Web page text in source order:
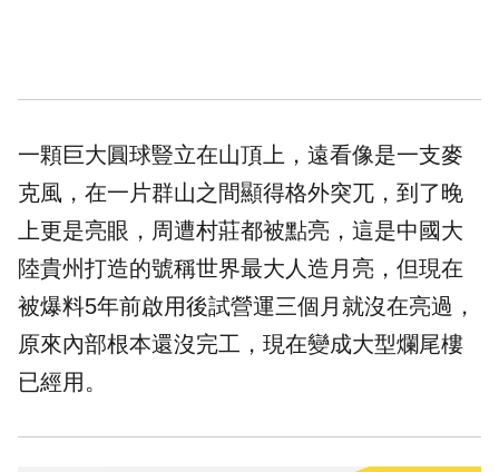
一顆巨大圓球豎立在山頂上，遠看像是一支麥
克風，在一片群山之間顯得格外突兀，到了晚
上更是亮眼，周遭村莊都被點亮，這是中國大
陸貴州打造的號稱世界最大人造月亮，但現在
被爆料5年前啟用後試營運三個月就沒在亮過，
原來內部根本還沒完工，現在變成大型爛尾樓
已經用。